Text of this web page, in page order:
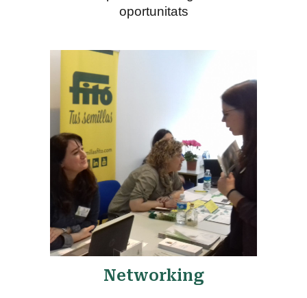
oportunitats
Networking